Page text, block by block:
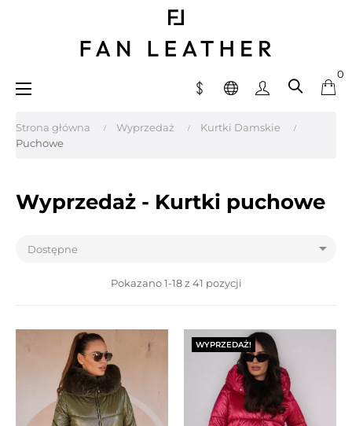
0
Toggle
☰
Strona główna Wyprzedaż
Kurtki Damskie
Puchowe
Wyprzedaż - Kurtki puchowe
Dostępne 
Pokazano 1-18 z 41 pozycji
WYPRZEDAŻ!